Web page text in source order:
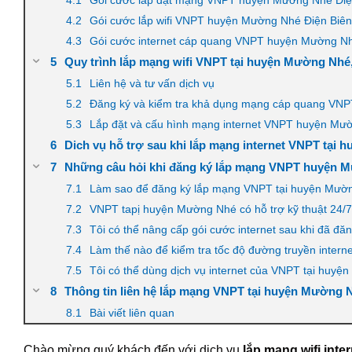
Gói cước lắp wifi VNPT huyện Mường Nhé Điện
Gói cước internet cáp quang VNPT huyện Mường
Quy trình lắp mạng wifi VNPT tại huyện Mường
Liên hệ và tư vấn dịch vụ
Đăng ký và kiểm tra khả dụng mạng cáp quang
Lắp đặt và cấu hình mạng internet VNPT huyện
Dich vụ hỗ trợ sau khi lắp mạng internet VNPT tại
Những câu hỏi khi đăng ký lắp mạng VNPT huyện
Làm sao để đăng ký lắp mạng VNPT tại huyện
VNPT tapị huyện Mường Nhé có hỗ trợ kỹ thuật 24/
Tôi có thể nâng cấp gói cước internet sau khi đã
Làm thế nào để kiểm tra tốc độ đường truyền
Tôi có thể dùng dịch vụ internet của VNPT tại
Thông tin liên hệ lắp mạng VNPT tại huyện Mường
Bài viết liên quan